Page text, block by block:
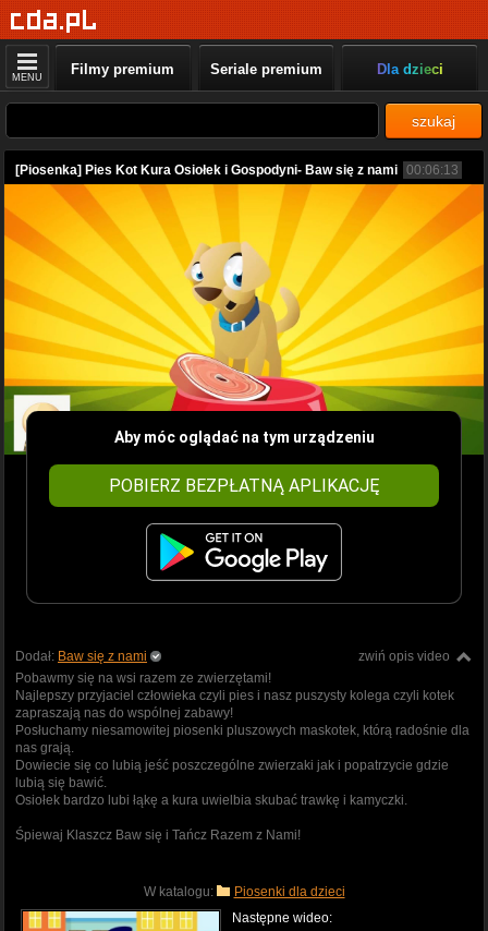
MENU Filmy premium Seriale premium Dla dzieci
szukaj
[Piosenka] Pies Kot Kura Osiołek i Gospodyni- Baw się z nami 00:06:13
Aby móc oglądać na tym urządzeniu
POBIERZ BEZPŁATNĄ APLIKACJĘ
zwiń opis video
Dodał: Baw się z nami
Pobawmy się na wsi razem ze zwierzętami!
Najlepszy przyjaciel człowieka czyli pies i nasz puszysty kolega czyli kotek
zapraszają nas do wspólnej zabawy!
Posłuchamy niesamowitej piosenki pluszowych maskotek, którą radośnie dla
nas grają.
Dowiecie się co lubią jeść poszczególne zwierzaki jak i popatrzycie gdzie
lubią się bawić.
Osiołek bardzo lubi łąkę a kura uwielbia skubać trawkę i kamyczki.
Śpiewaj Klaszcz Baw się i Tańcz Razem z Nami!
W katalogu: Piosenki dla dzieci
Następne wideo: